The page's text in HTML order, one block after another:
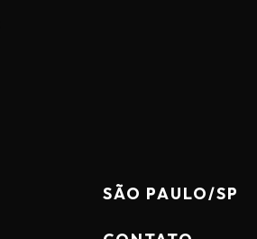
SÃO PAULO/SP